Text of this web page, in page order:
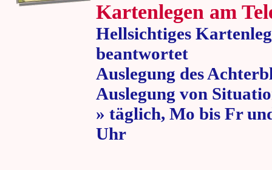
Kartenlegen am
Hellsichtiges
beantwortet
Auslegung des
Auslegung von
» täglich, Mo bis Fr
Uhr » 80